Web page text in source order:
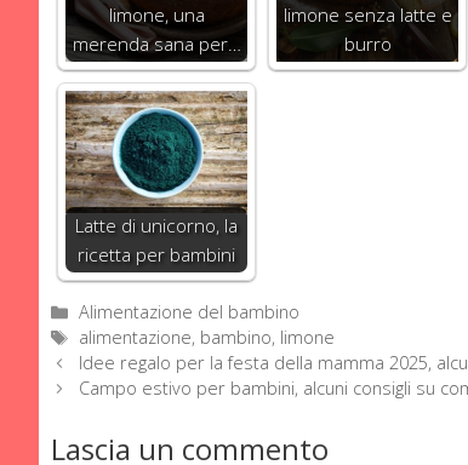
limone, una
merenda sana per…
limone senza latte e
burro
Latte di unicorno, la
ricetta per bambini
Categorie
Alimentazione del bambino
Tag
alimentazione, bambino, limone
Idee regalo per la festa della mamma 2025,
Campo estivo per bambini, alcuni consigli su
Lascia un commento